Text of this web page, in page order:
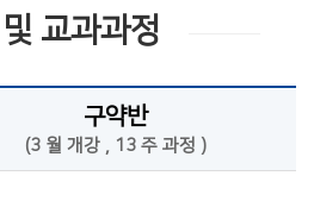
교과과정
구약반
(3 월 개강 , 13 주 과정 )